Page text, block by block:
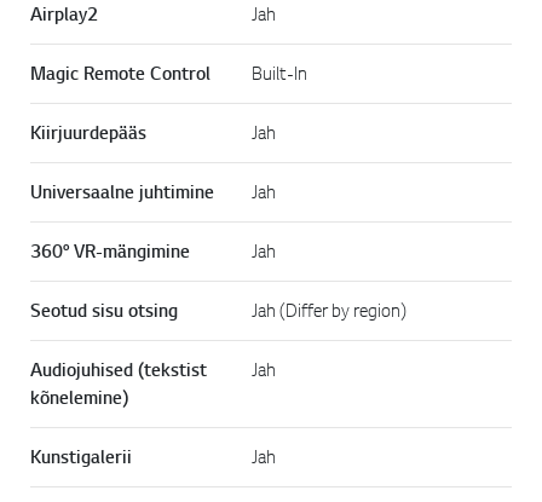
Airplay2 Jah
Magic Remote Control Built-In
Kiirjuurdepääs Jah
Universaalne juhtimine Jah
360° VR-mängimine Jah
Seotud sisu otsing Jah (Differ by region)
Audiojuhised (tekstist
kõnelemine)
Jah
Kunstigalerii Jah